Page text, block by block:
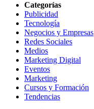
Categorías
Publicidad
Tecnología
Negocios y Empresas
Redes Sociales
Medios
Marketing Digital
Eventos
Marketing
Cursos y Formación
Tendencias